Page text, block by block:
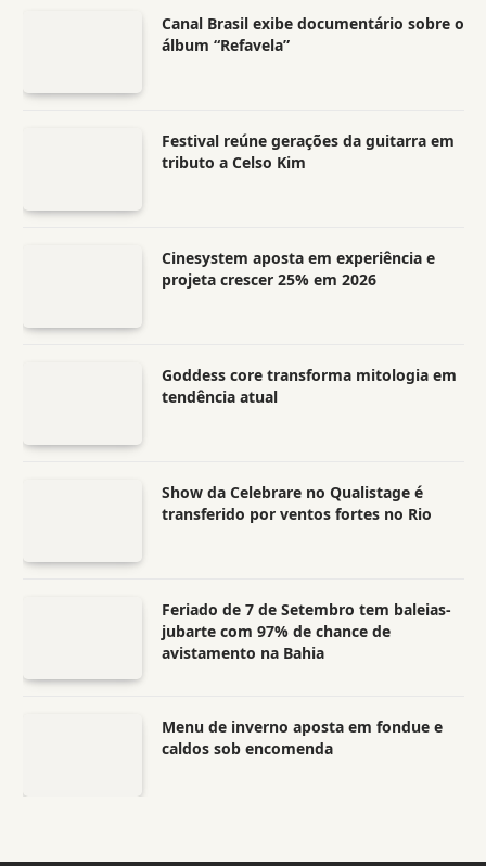
Canal Brasil exibe documentário sobre o
álbum “Refavela”
Festival reúne gerações da guitarra em
tributo a Celso Kim
Cinesystem aposta em experiência e
projeta crescer 25% em 2026
Goddess core transforma mitologia em
tendência atual
Show da Celebrare no Qualistage é
transferido por ventos fortes no Rio
Feriado de 7 de Setembro tem baleias-
jubarte com 97% de chance de
avistamento na Bahia
Menu de inverno aposta em fondue e
caldos sob encomenda